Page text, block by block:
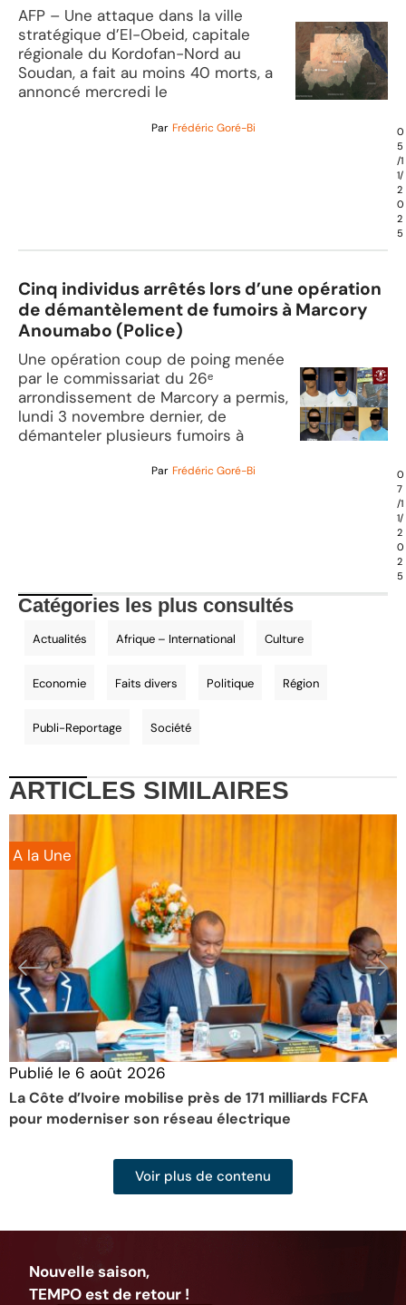
AFP – Une attaque dans la ville
stratégique d’El-Obeid, capitale
régionale du Kordofan-Nord au
Soudan, a fait au moins 40 morts, a
annoncé mercredi le
Par Frédéric Goré-Bi
0
5
/1
1/
2
0
2
5
Cinq individus arrêtés lors d’une opération
de démantèlement de fumoirs à Marcory
Anoumabo (Police)
Une opération coup de poing menée
par le commissariat du 26ᵉ
arrondissement de Marcory a permis,
lundi 3 novembre dernier, de
démanteler plusieurs fumoirs à
Par Frédéric Goré-Bi
0
7
/1
1/
2
0
2
5
Catégories les plus consultés
Actualités Afrique – International Culture
Economie Faits divers Politique Région
Publi-Reportage Société
ARTICLES SIMILAIRES
A la Une
Publié le 6 août 2026
La Côte d’Ivoire mobilise près de 171 milliards FCFA
pour moderniser son réseau électrique
Voir plus de contenu
Nouvelle saison,
TEMPO est de retour !